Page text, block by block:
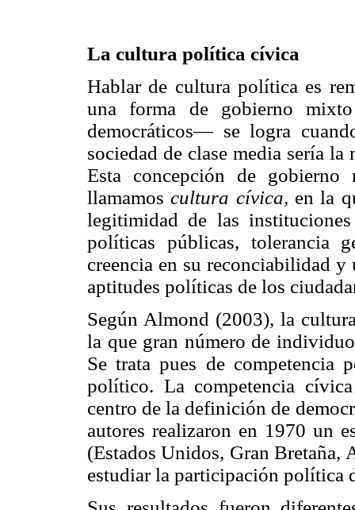
La cultura política cívica
Hablar de cultura política es
una forma de gobierno
democráticos— se logra
sociedad de clase media sería
Esta concepción de
llamamoscultura cívica, en la
legitimidad de las
políticas públicas, tolerancia
creencia en su reconciabilidad y
aptitudes políticas de los
Según Almond (2003), la
la que gran número de
Se trata pues de competencia
político. La competencia
centro de la definición de
autores realizaron en 1970 un
(Estados Unidos, Gran
estudiar la participación política